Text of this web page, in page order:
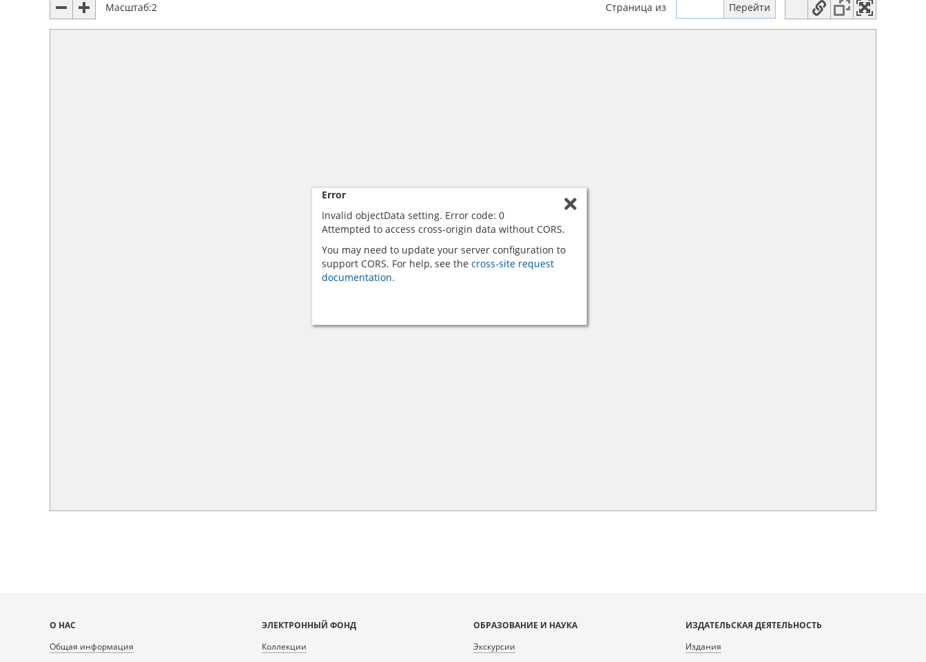
Масштаб:2 Страница из
Error
Invalid objectData setting. Error code: 0
Attempted to access cross-origin data without CORS.
You may need to update your server configuration to
support CORS. For help, see the cross-site request
documentation.
Карта
сайта
О НАС
Общая информация
ЭЛЕКТРОННЫЙ ФОНД
Коллекции
ОБРАЗОВАНИЕ И НАУКА
Экскурсии
ИЗДАТЕЛЬСКАЯ ДЕЯТЕЛЬНОСТЬ
Издания